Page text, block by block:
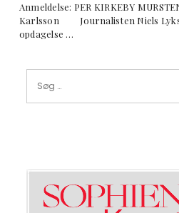
Anmeldelse: PER KIRKEBY
Karlsson Journalisten Niels
opdagelse …